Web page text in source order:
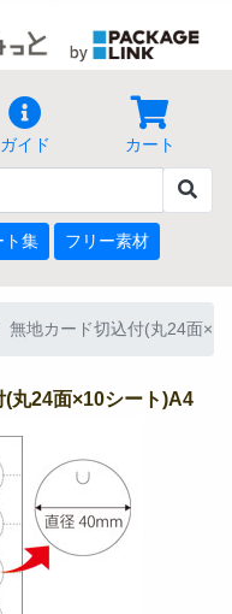
ガイド カート
ト集 フリー素材
無地カード切込付(丸24面
丸24面×10シート)A4